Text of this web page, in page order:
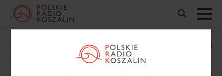
IMGW wydał ostrzeżenie przed gęstą mgłą
04/11/2024, 19:36